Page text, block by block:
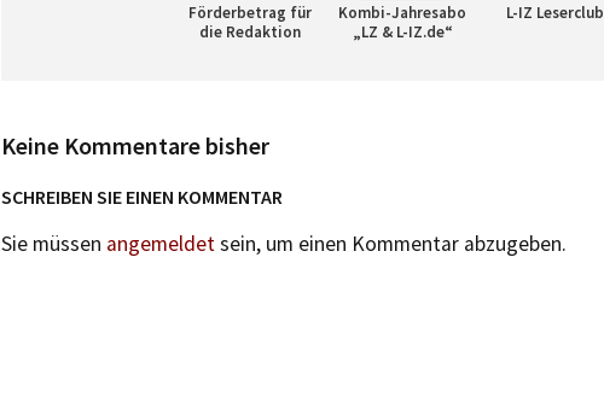
Förderbetrag für
die Redaktion
Kombi-Jahresabo
„LZ & L-IZ.de“
L-IZ Leserclub
Keine Kommentare bisher
SCHREIBEN SIE EINEN KOMMENTAR
Sie müssen angemeldetsein, um einen Kommentar abzugeben.